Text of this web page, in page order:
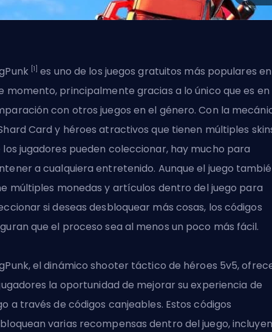
[1] es uno de los juegos gratuitos más populares en
momento, principalmente gracias a lo único que es en
con otros juegos en el género.Con la
Card y héroes atractivos que tienen múltiples
los jugadores pueden coleccionar, hay mucho para
a cualquiera entretenido. Aunque el juego
múltiples monedas y artículos dentro del juego para
si deseas desbloquear más cosas, los códigos
que el proceso sea al menos un poco más fácil.
el dinámico shooter táctico de héroes 5v5,
la oportunidad de mejorar su experiencia de
a través de códigos canjeables. Estos códigos
varias recompensas dentro del juego,